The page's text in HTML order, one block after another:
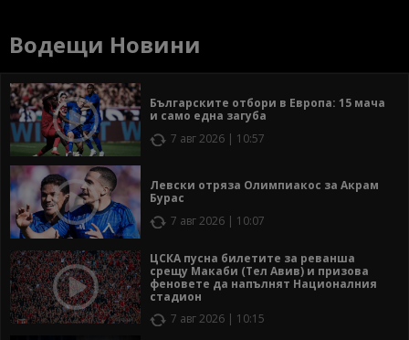
Водещи Новини
Българските отбори в Европа: 15 мача
и само една загуба
7 авг 2026 | 10:57
Левски отряза Олимпиакос за Акрам
Бурас
7 авг 2026 | 10:07
ЦСКА пусна билетите за реванша
срещу Макаби (Тел Авив) и призова
феновете да напълнят Националния
стадион
7 авг 2026 | 10:15